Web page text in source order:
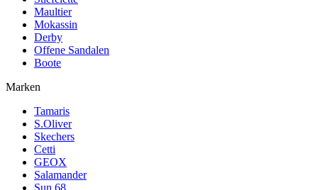
Maultier
Mokassin
Derby
Offene Sandalen
Boote
Marken
Tamaris
S.Oliver
Skechers
Cetti
GEOX
Salamander
Sun 68